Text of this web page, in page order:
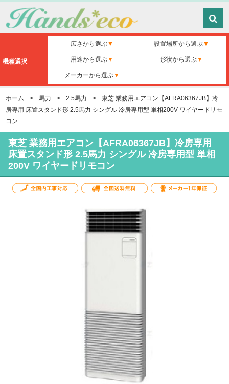
機種選択
広さから選ぶ 設置場所から選ぶ
用途から選ぶ 形状から選ぶ
メーカーから選ぶ
ホーム > 馬力 > 2.5馬力 >
東芝 業務用エアコン【AFRA06367JB】冷
房専用 床置スタンド形 2.5馬力 シングル 冷房専用型 単相200V ワイヤードリモ
コン
東芝 業務用エアコン【AFRA06367JB】冷房専用
床置スタンド形 2.5馬力 シングル 冷房専用型 単相
200V ワイヤードリモコン